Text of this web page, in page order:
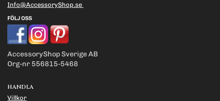
Info@AccessoryShop.se
FÖLJ OSS
AccessoryShop Sverige AB
Org-nr 556815-5468
HANDLA
Villkor